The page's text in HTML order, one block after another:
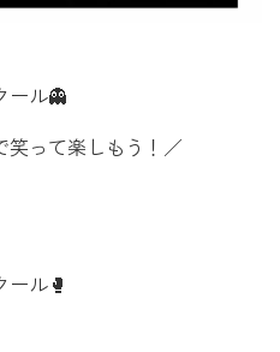
ール👻
笑って楽しもう！／
ル🥊